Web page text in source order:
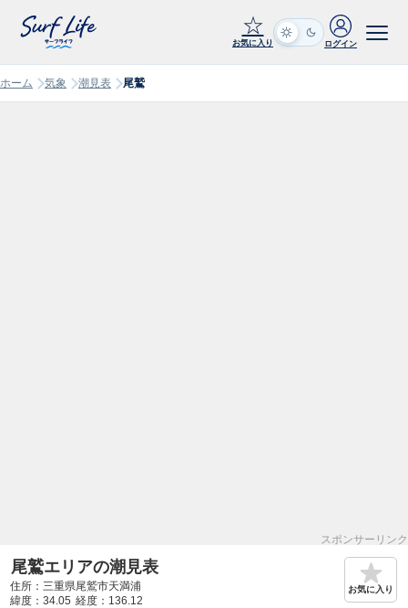
☆
お気に入り ログイン
ホーム 気象 潮見表 尾鷲
スポンサーリンク
尾鷲エリアの潮見表
住所：三重県尾鷲市天満浦
緯度：34.05 経度：136.12
お気に入り